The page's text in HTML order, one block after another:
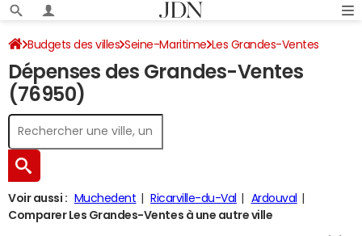
Budgets des villes Seine-Maritime Les Grandes-Ventes
Dépenses 2024
Dépenses des Grandes-Ventes
(76950)
Voir aussi : Muchedent Ricarville-du-Val
Ardouval
Comparer Les Grandes-Ventes à une autre ville